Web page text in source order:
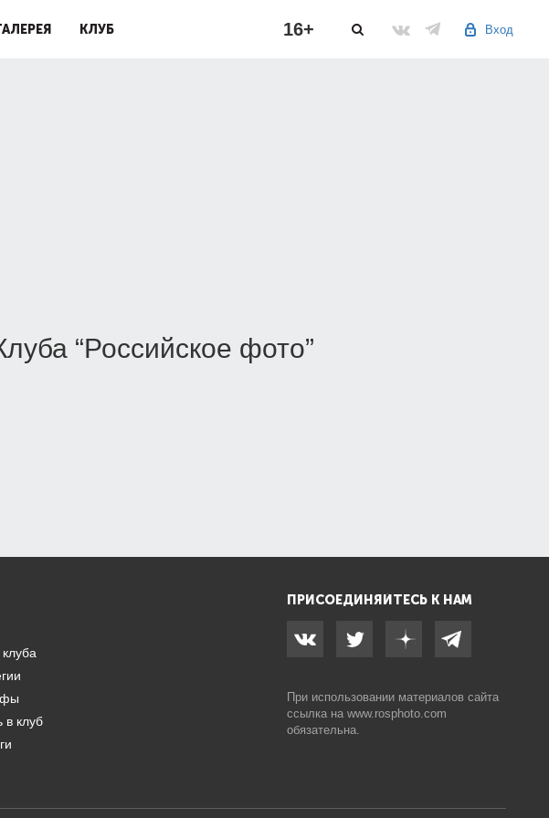
КЛУБ Вход
16+
“Российское фото”
в клуб
ПРИСОЕДИНЯЙТЕСЬ К НАМ
При использовании материалов сайта
ссылка на www.rosphoto.com
обязательна.